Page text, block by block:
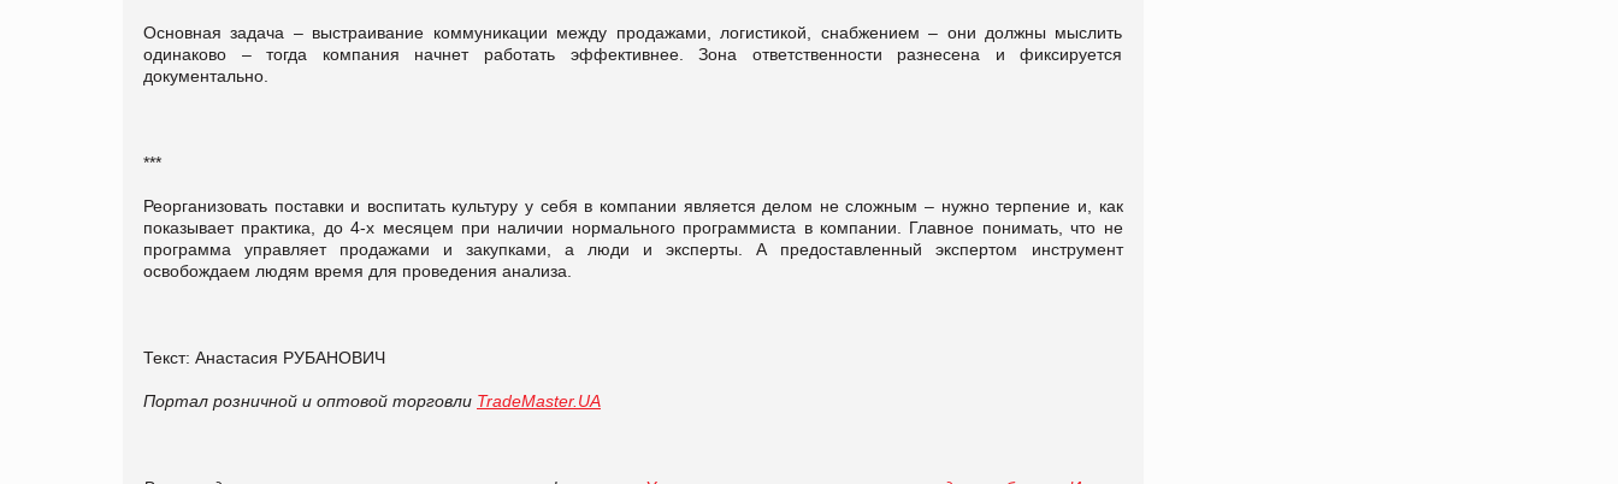
Основная задача – выстраивание коммуникации между продажами, логистикой, снабжением – они должны мыслить
одинаково – тогда компания начнет работать эффективнее. Зона ответственности разнесена и фиксируется
документально.
***
Реорганизовать поставки и воспитать культуру у себя в компании является делом не сложным – нужно терпение и, как
показывает практика, до 4-х месяцем при наличии нормального программиста в компании. Главное понимать, что не
программа управляет продажами и закупками, а люди и эксперты. А предоставленный экспертом инструмент
освобождаем людям время для проведения анализа.
Текст: Анастасия РУБАНОВИЧ
Портал розничной и оптовой торговли TradeMaster.UA